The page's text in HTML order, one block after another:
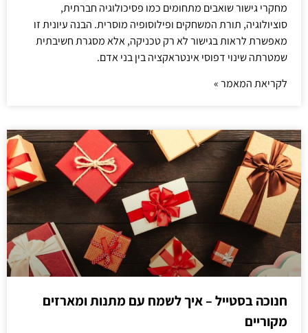
מחקרי גישור שואבים מתחומים כמו פסיכולוגיה חברתית,
סוציולוגיה, תורת המשחקים ופילוסופיה מוסרית. הבנה עיונית זו
מאפשרת לראות בגישור לא רק טכניקה, אלא מסגרת חשיבתית
שמטרתה שינוי דפוסי אינטראקציה בין בני אדם.
לקריאת המאמר »
חנוכה בסטייל – איך לשמח עם מתנות ומארזים
מקוריים